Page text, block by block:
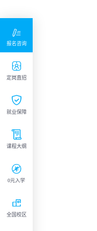

报名咨询

定岗直招

就业保障

课程大纲

0元入学

全国校区